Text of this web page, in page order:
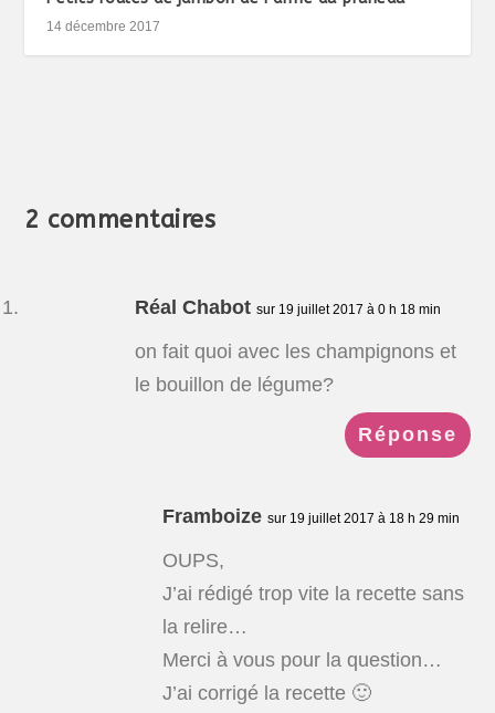
14 décembre 2017
2 commentaires
Réal Chabot sur 19 juillet 2017 à 0 h 18 min
on fait quoi avec les champignons et
le bouillon de légume?
Réponse
Framboize sur 19 juillet 2017 à 18 h 29 min
OUPS,
J’ai rédigé trop vite la recette sans
la relire…
Merci à vous pour la question…
J’ai corrigé la recette 🙂